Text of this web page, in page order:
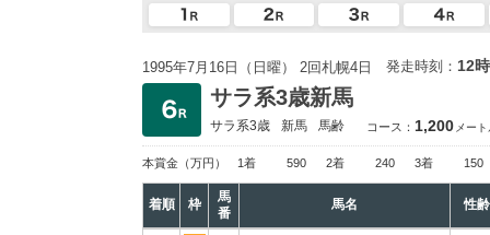
1995年7月16日（日曜） 2回札幌4日 発走時刻： 12
サラ系3歳新馬
サラ系3歳 新馬 馬齢 コース： 1,200 メー
本賞金 （万円） 1着 590 2着 240 3着 150
着順 枠
馬
番
馬名 性齢